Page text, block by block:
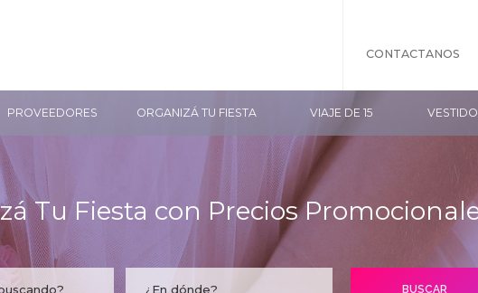
CONTACTANOS
PROVEEDORES ORGANIZÁ TU FIESTA VIAJE DE 15
Tu Fiesta con Precios